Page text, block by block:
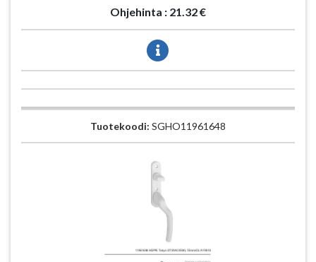
Ohjehinta : 21.32 €
Tuotekoodi: SGHO11961648